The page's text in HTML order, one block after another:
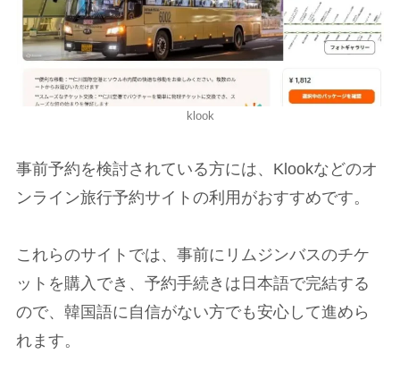
klook
事前予約を検討されている方には、Klookなどのオ
ンライン旅行予約サイトの利用がおすすめです。
これらのサイトでは、事前にリムジンバスのチケ
ットを購入でき、予約手続きは日本語で完結する
ので、韓国語に自信がない方でも安心して進めら
れます。